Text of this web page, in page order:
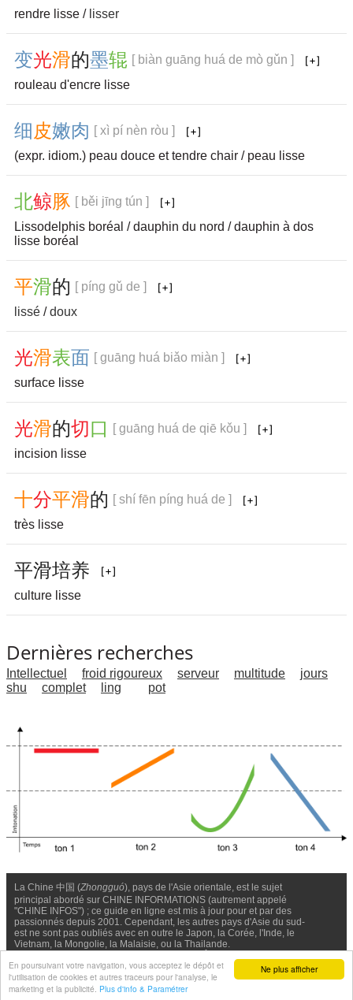
Ne plus afficher
En poursuivant votre navigation, vous acceptez le dépôt et
l'utilisation de cookies et autres traceurs pour l'analyse, le
marketing et la publicité. Plus d'info & Paramétrer
rendre lisse / lisser
变光滑的墨辊 [ biàn guāng huá de mò gǔn ]
rouleau d'encre lisse
细皮嫩肉 [ xì pí nèn ròu ]
(expr. idiom.) peau douce et tendre chair / peau lisse
北鲸豚 [ běi jīng tún ]
Lissodelphis boréal / dauphin du nord / dauphin à dos
lisse boréal
平滑的 [ píng gǔ de ]
lissé /doux
光滑表面 [ guāng huá biǎo miàn ]
surface lisse
光滑的切口
[ guāng huá de qiē kǒu ]
incision lisse
十分平滑的 [ shí fēn píng huá de ]
très lisse
平滑培养
culture lisse
Dernières recherches
Intellectuel froid rigoureux serveur multitude
jours
shu
complet ling pot
La Chine 中国 (Zhongguó), pays de l'Asie orientale, est le sujet
principal abordé sur CHINE INFORMATIONS (autrement appelé
"CHINE INFOS") ; ce guide en ligne est mis à jour pour et par des
passionnés depuis 2001. Cependant, les autres pays d'Asie du sud-
est ne sont pas oubliés avec en outre le Japon, la Corée, l'Inde, le
Vietnam, la Mongolie, la Malaisie, ou la Thailande.
Nous contacter-Facebook-Confidentialité & Cookies
© Chine Informations, 2026 - Tous droits réservés (depuis 2001)